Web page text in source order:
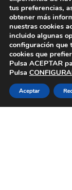
Memorias
Plenos
Comisiones del
Contacto
POLÍTICA DE
Archivos
tus preferencias,
obtener más
nuestras cookies
incluido algunas
configuración que
cookies que
Pulsa ACEPTAR
Pulsa
Aceptar